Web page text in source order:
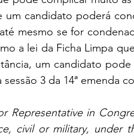
um candidato poderá
mesmo se for
a lei da Ficha Limpa
um candidato
3 da 14ª emenda
Representative in
civil or military, under